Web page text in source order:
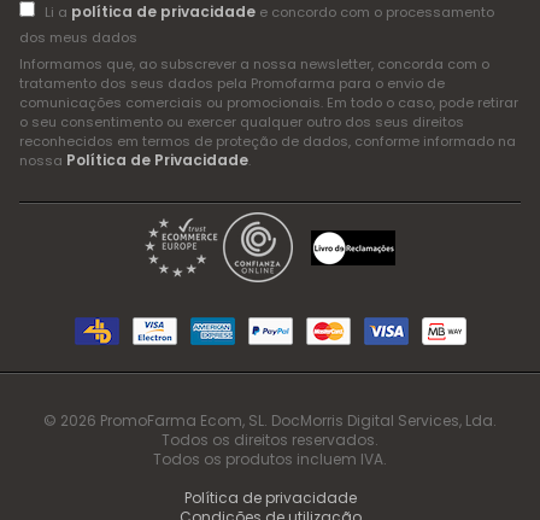
Li a política de privacidadee concordo com o processamento
dos meus dados
Informamos que, ao subscrever a nossa newsletter, concorda com o
tratamento dos seus dados pela Promofarma para o envio de
comunicações comerciais ou promocionais. Em todo o caso, pode retirar
o seu consentimento ou exercer qualquer outro dos seus direitos
reconhecidos em termos de proteção de dados, conforme informado na
nossa Política de Privacidade.
© 2026 PromoFarma Ecom, SL. DocMorris Digital Services, Lda.
Todos os direitos reservados.
Todos os produtos incluem IVA.
Política de privacidade